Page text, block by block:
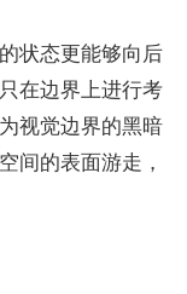
状态更能够向后
在边界上进行考
视觉边界的黑暗
间的表面游走，